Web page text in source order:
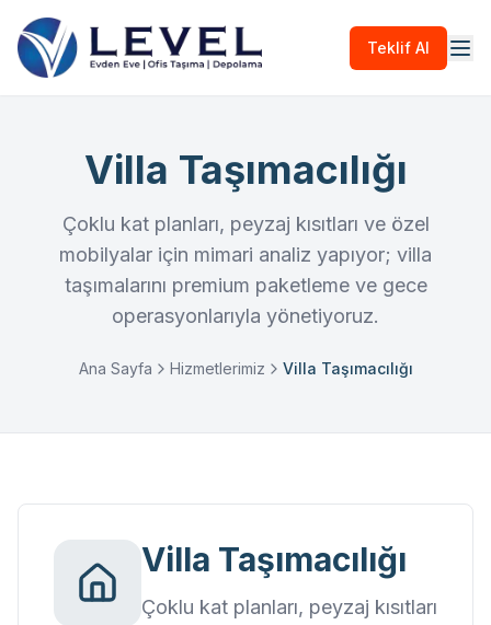
Teklif Al
Villa Taşımacılığı
Çoklu kat planları, peyzaj kısıtları ve özel
mobilyalar için mimari analiz yapıyor; villa
taşımalarını premium paketleme ve gece
operasyonlarıyla yönetiyoruz.
Ana Sayfa Hizmetlerimiz Villa Taşımacılığı
Villa Taşımacılığı
Çoklu kat planları, peyzaj kısıtları